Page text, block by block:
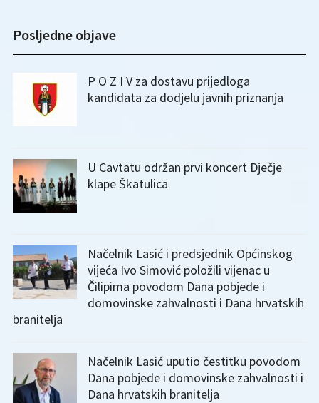
Posljedne objave
P O Z I V za dostavu prijedloga
kandidata za dodjelu javnih priznanja
U Cavtatu održan prvi koncert Dječje
klape Škatulica
Načelnik Lasić i predsjednik Općinskog
vijeća Ivo Simović položili vijenac u
Čilipima povodom Dana pobjede i
domovinske zahvalnosti i Dana hrvatskih
branitelja
Načelnik Lasić uputio čestitku povodom
Dana pobjede i domovinske zahvalnosti i
Dana hrvatskih branitelja